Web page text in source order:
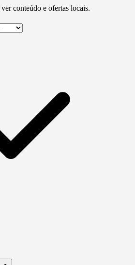
conteúdo e ofertas locais.